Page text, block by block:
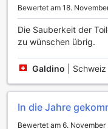
Weine genießen
Hotels lädt zudem zu
bietet die perfekte
Sportliche
beeindruckende
sowohl für
Bewertet am 18.
Die Sauberkeit der
zu wünschen übrig.
Galdino
In die Jahre
Bewertet am 6. November